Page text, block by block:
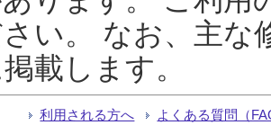
い。 なお、主な
載します。
利用される方へ よくある質問（